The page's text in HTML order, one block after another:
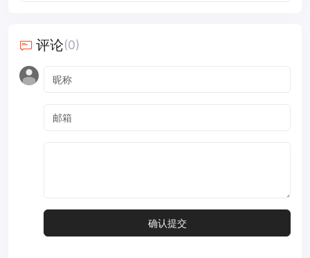
评论(0)